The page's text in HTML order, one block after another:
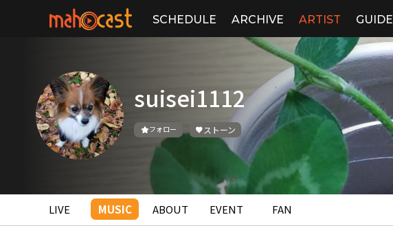
SCHEDULE ARCHIVE ARTIST GUIDE
suisei1112
フォロー ストーン
LIVE MUSIC ABOUT EVENT FAN